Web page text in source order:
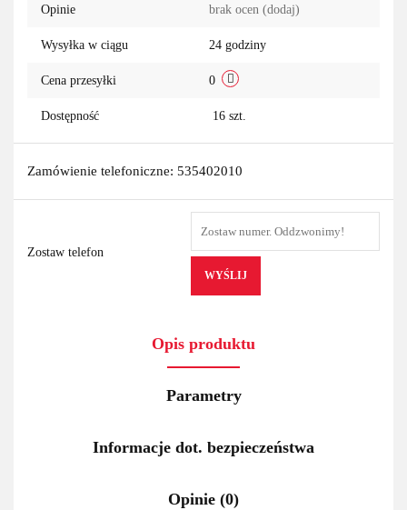
Opinie brak ocen (dodaj)
Wysyłka w ciągu 24 godziny
Cena przesyłki 0
Dostępność 16 szt.
Zamówienie telefoniczne: 535402010
Zostaw telefon
WYŚLIJ
Opis produktu
Parametry
Informacje dot. bezpieczeństwa
Opinie (0)